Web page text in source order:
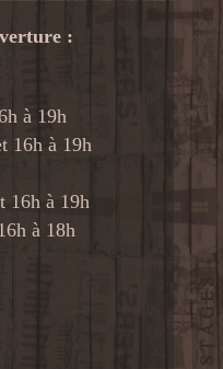
:
à 19h
16h à 19h
16h à 19h
à 18h